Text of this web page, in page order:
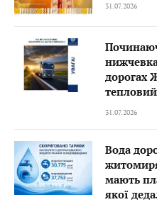
31.07.2026
дорогах
31.07.2026
Вода
мають
якої